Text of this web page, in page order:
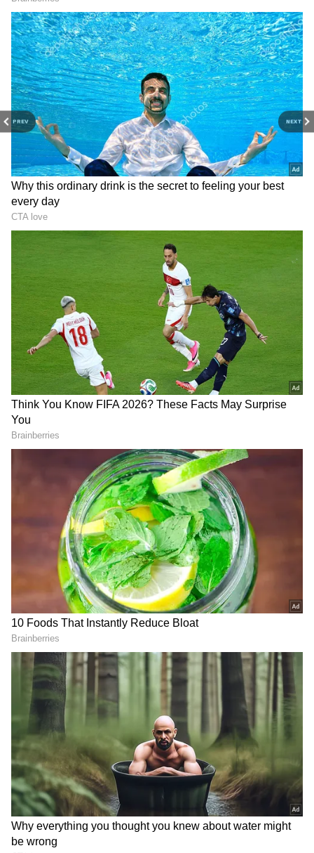
PREV NEXT
ఘాటు విమ‌ర్శ‌లు గుప్పించారు.
RECOMMENDED STORIES
గుజరాత్‌లో వింత ఘటన అలల్లా
ఎగసి పడుతున్న బావి నీళ్లు |
Virparada village | Gujarat
| US vs India Minimum
Wage | Asianet News Telugu
తమిళనాడు బడ్జెట్ విజయ్
ఆసక్తికర కేటాయింపులు | Tamil
Nadu CM Vijay Mega Budget
2026
వెనకా, ముందు ఎస్కార్ట్ రైళ్లు..
మధ్యలో రాష్ట్రపతి కోసం ప్రత్యేక
రైలు. ఇదొక న‌డిచే రాజ‌భ‌వ‌నం
LATEST VIDEOS
గుజరాత్‌లో వింత ఘటన అలల్లా ఎగసి
పడుతున్న బావి నీళ్లు | Virparada village |
Gujarat mysterious well
బంగాళాఖాతంలో అల్పపీడనం...ఇక ఏపీలో
దంచుడే | Asianet News Telugu